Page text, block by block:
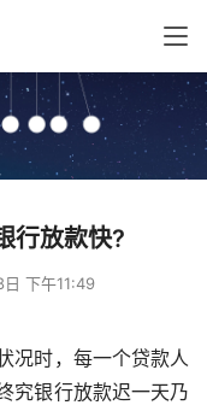
行放款快?
下午11:49
况时，每一个贷款人
究银行放款迟一天乃